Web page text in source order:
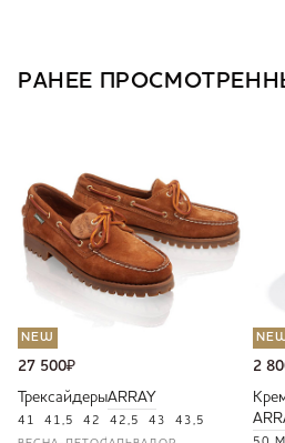
РАНЕЕ
NEW
27 500₽
ТрексайдерыARRAY
41 41,5 42 42,5 43 43,5
2